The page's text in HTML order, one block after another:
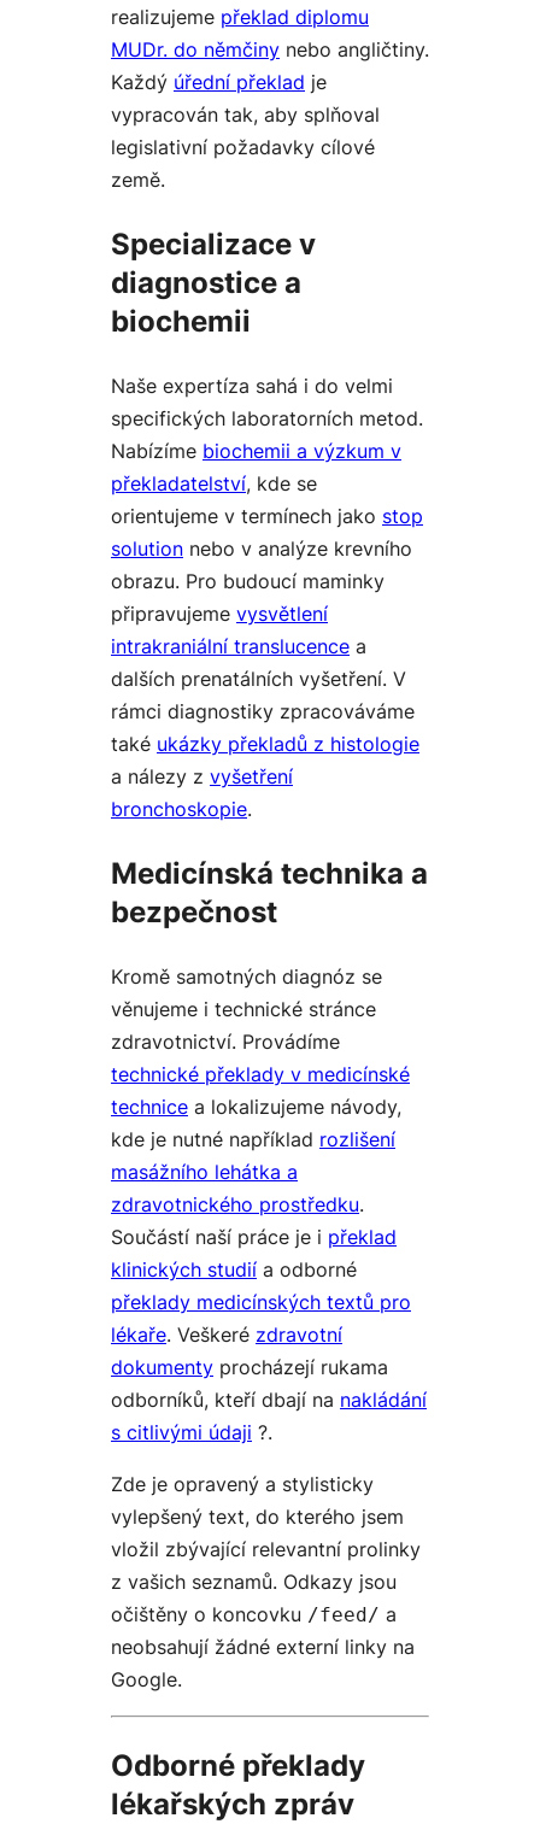
realizujeme překlad diplomu
MUDr. do němčiny nebo angličtiny.
Každý úřední překlad je
vypracován tak, aby splňoval
legislativní požadavky cílové
země.
Specializace v
diagnostice a
biochemii
Naše expertíza sahá i do velmi
specifických laboratorních metod.
Nabízíme biochemii a výzkum v
překladatelství, kde se
orientujeme v termínech jako stop
solution nebo v analýze krevního
obrazu. Pro budoucí maminky
připravujeme vysvětlení
intrakraniální translucence a
dalších prenatálních vyšetření. V
rámci diagnostiky zpracováváme
také ukázky překladů z histologie
a nálezy z vyšetření
bronchoskopie.
Medicínská technika a
bezpečnost
Kromě samotných diagnóz se
věnujeme i technické stránce
zdravotnictví. Provádíme
technické překlady v medicínské
technice a lokalizujeme návody,
kde je nutné například rozlišení
masážního lehátka a
zdravotnického prostředku.
Součástí naší práce je i překlad
klinických studií a odborné
překlady medicínských textů pro
lékaře. Veškeré zdravotní
dokumenty procházejí rukama
odborníků, kteří dbají na nakládání
s citlivými údaji ?.
Zde je opravený a stylisticky
vylepšený text, do kterého jsem
vložil zbývající relevantní prolinky
z vašich seznamů. Odkazy jsou
očištěny o koncovku /feed/ a
neobsahují žádné externí linky na
Google.
Odborné překlady
lékařských zpráv